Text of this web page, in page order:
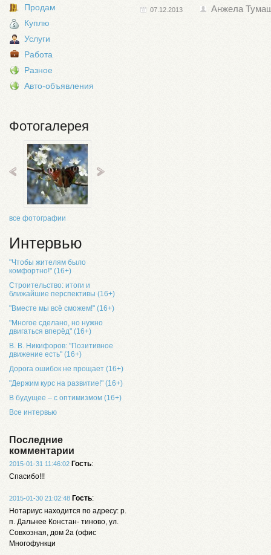
Продам
Куплю
Услуги
Работа
Разное
Авто-объявления
Фотогалерея
все фотографии
Интервью
"Чтобы жителям было
комфортно!" (16+)
Строительство: итоги и
ближайшие перспективы (16+)
"Вместе мы всё сможем!" (16+)
"Многое сделано, но нужно
двигаться вперёд" (16+)
В. В. Никифоров: "Позитивное
движение есть" (16+)
Дорога ошибок не прощает (16+)
"Держим курс на развитие!" (16+)
В будущее – с оптимизмом (16+)
Все интервью
Последние
комментарии
2015-01-31 11:46:02 Гость:
Спасибо!!!
2015-01-30 21:02:48 Гость:
Нотариус находится по адресу: р.
п. Дальнее Констан- тиново, ул.
Совхозная, дом 2а (офис
Многофункци
07.12.2013 Анжела